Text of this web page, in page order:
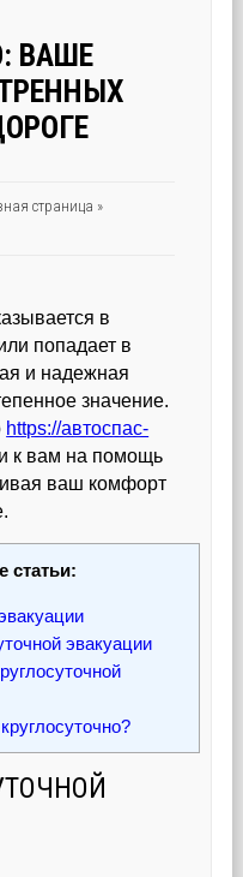
ВАШЕ
страница »
в
попадает в
и надежная
значение.
https://автоспас-
к вам на помощь
ваш комфорт
статьи:
эвакуации